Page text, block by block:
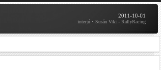
2011-10-01
interjú • Susán Viki - RallyRacing